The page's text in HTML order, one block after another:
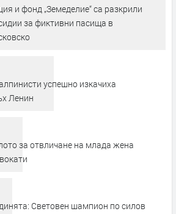
и фонд „Земеделие“ са разкрили
за фиктивни пасища в
Ленин
за отвличане на млада жена
Световен шампион по силов